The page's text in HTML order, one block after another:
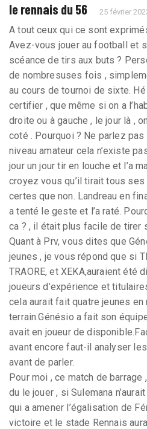
le rennais du 56 25 février
A tout ceux qui ce sont
Avez-vous jouer au football et
scéance de tirs aux buts ?
de nombresuses fois ,
au cours de tournoi de sixte.
certifier , que même si on a
droite ou à gauche , le jour là ,
coté . Pourquoi ? Ne parlez
niveau amateur cela n’existe
jour un jour tir en louche et l’a
croyez vous qu’il tirait tous
certes que non. Landreau en
a tenté le geste et l’a raté.
ca ? , il était plus facile de tirer
Quant à Prv, vous dites que
jeunes , je vous répond que si
TRAORE, et XEKA,auraient été
joueurs d’expérience et
cela aurait fait quatre jeunes en
terrain.Génésio a fait son
avait en joueur de
avant encore faut-il analyser
avant de parler.
Pour moi , ce match de barrage
du le jouer , si Sulemana
qui a amener l’égalisation de
victoire et le stade Rennais